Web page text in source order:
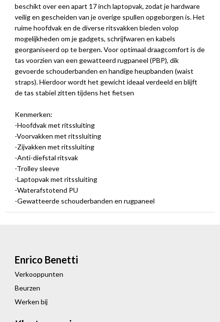
beschikt over een apart 17 inch laptopvak, zodat je hardware
veilig en gescheiden van je overige spullen opgeborgen is. Het
ruime hoofdvak en de diverse ritsvakken bieden volop
mogelijkheden om je gadgets, schrijfwaren en kabels
georganiseerd op te bergen. Voor optimaal draagcomfort is de
tas voorzien van een gewatteerd rugpaneel (PBP), dik
gevoerde schouderbanden en handige heupbanden (waist
straps). Hierdoor wordt het gewicht ideaal verdeeld en blijft
de tas stabiel zitten tijdens het fietsen
Kenmerken:
-Hoofdvak met ritssluiting
-Voorvakken met ritssluiting
-Zijvakken met ritssluiting
-Anti-diefstal ritsvak
-Trolley sleeve
-Laptopvak met ritssluiting
-Waterafstotend PU
-Gewatteerde schouderbanden en rugpaneel
Enrico Benetti
Verkooppunten
Beurzen
Werken bij